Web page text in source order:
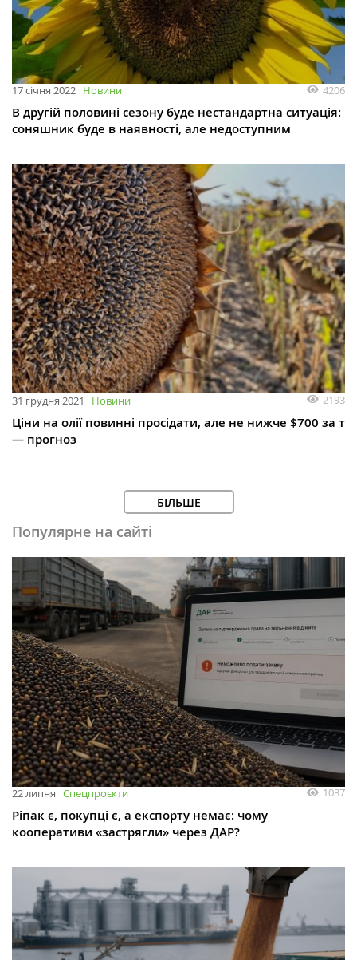
17 січня 2022 Новини 4206
В другій половині сезону буде нестандартна ситуація:
соняшник буде в наявності, але недоступним
31 грудня 2021 Новини 2193
Ціни на олії повинні просідати, але не нижче $700 за т
— прогноз
БІЛЬШЕ
Популярне на сайті
22 липня Спецпроєкти 1037
Ріпак є, покупці є, а експорту немає: чому
кооперативи «застрягли» через ДАР?